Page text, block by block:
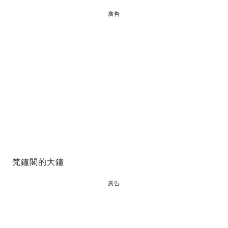
廣告
梵鐘閣的大鐘
廣告